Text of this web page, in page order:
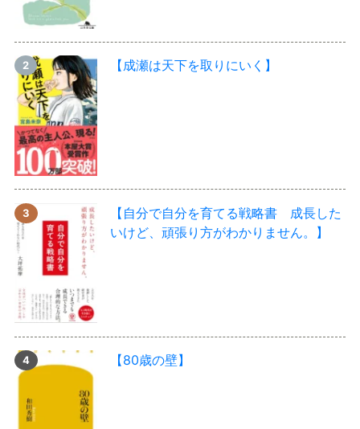
【成瀬は天下を取りにいく】
【自分で自分を育てる戦略書 成長した
いけど、頑張り方がわかりません。】
【80歳の壁】